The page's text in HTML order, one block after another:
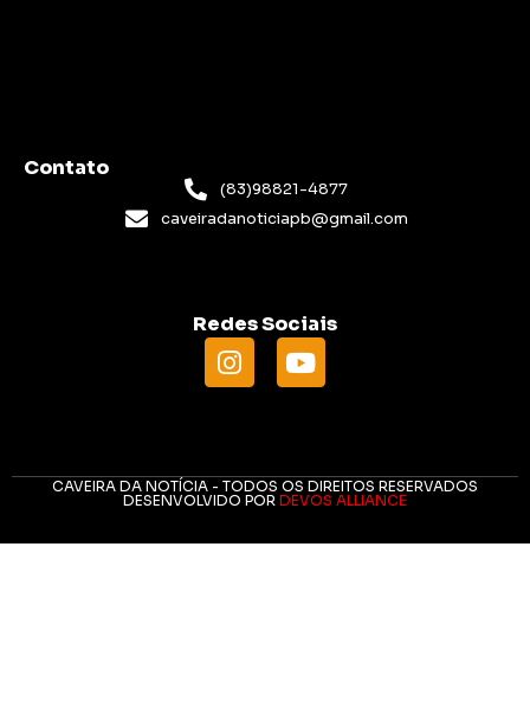
Contato
(83)98821-4877
caveiradanoticiapb@gmail.com
Redes Sociais
CAVEIRA DA NOTÍCIA - TODOS OS DIREITOS RESERVADOS
DESENVOLVIDO POR DEVOS ALLIANCE